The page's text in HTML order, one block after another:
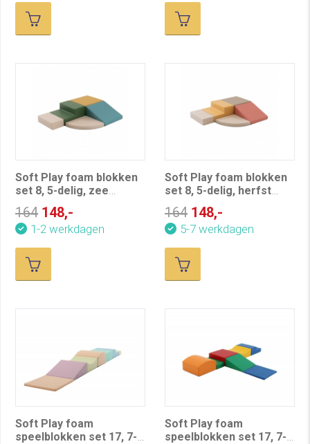
Soft Play foam blokken
set 8, 5-delig, zee
kleuren
164 148,-
1-2 werkdagen
Soft Play foam blokken
set 8, 5-delig, herfst
kleuren
164 148,-
5-7 werkdagen
Soft Play foam
speelblokken set 17, 7-
Soft Play foam
speelblokken set 17, 7-